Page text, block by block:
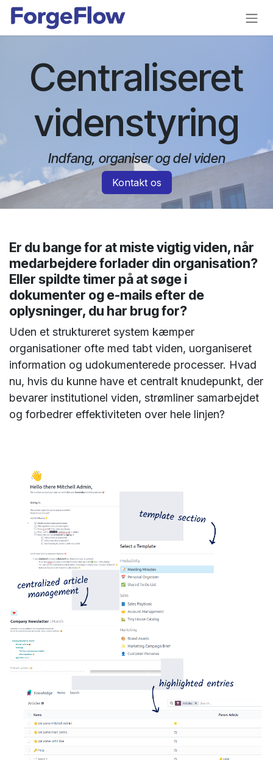
Gå til indhold
Centraliseret
videnstyring
Indfang, organiser og del viden
Kontakt os
Er du bange for at miste vigtig viden, når
medarbejdere forlader din organisation?
Eller spildte timer på at søge i
dokumenter og e-mails efter de
oplysninger, du har brug for?
Uden et struktureret system kæmper
organisationer ofte med tabt viden, uorganiseret
information og udokumenterede processer. Hvad
nu, hvis du kunne have et centralt knudepunkt, der
bevarer institutionel viden, strømliner samarbejdet
og forbedrer effektiviteten over hele linjen?